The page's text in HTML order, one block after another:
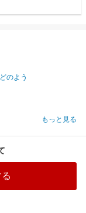
のよう
もっと見る